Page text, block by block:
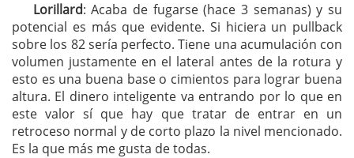
Lorillard: Acaba de fugarse (hace 3 semanas) y su
potencial es más que evidente. Si hiciera un pullback
sobre los 82 sería perfecto. Tiene una acumulación con
volumen justamente en el lateral antes de la rotura y
esto es una buena base o cimientos para lograr buena
altura. El dinero inteligente va entrando por lo que en
este valor sí que hay que tratar de entrar en un
retroceso normal y de corto plazo la nivel mencionado.
Es la que más me gusta de todas.